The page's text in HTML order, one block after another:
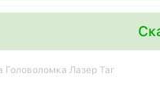
Головоломка Лазер Таг